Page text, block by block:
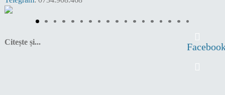
Citește și...